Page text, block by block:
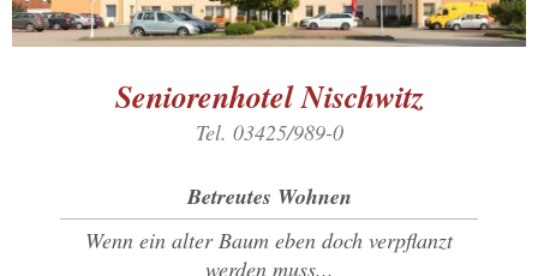
Seniorenhotel Nischwitz
Tel. 03425/989-0
Betreutes Wohnen
Wenn ein alter Baum eben doch verpflanzt
werden muss...